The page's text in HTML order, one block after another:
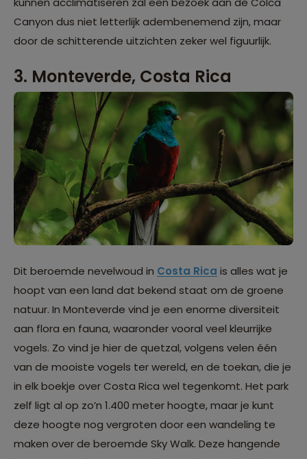
Canyon dus niet letterlijk adembenemend zijn, maar
door de schitterende uitzichten zeker wel figuurlijk.
3. Monteverde, Costa Rica
Dit beroemde nevelwoud in Costa Rica is alles wat je
hoopt van een land dat bekend staat om de groene
natuur. In Monteverde vind je een enorme diversiteit
aan flora en fauna, waaronder vooral veel kleurrijke
vogels. Zo vind je hier de quetzal, volgens velen één
van de mooiste vogels ter wereld, en de toekan, die je
in elk boekje over Costa Rica wel tegenkomt. Het park
zelf ligt al op zo’n 1.400 meter hoogte, maar je kunt
deze hoogte nog vergroten door een wandeling te
maken over de beroemde Sky Walk. Deze hangende